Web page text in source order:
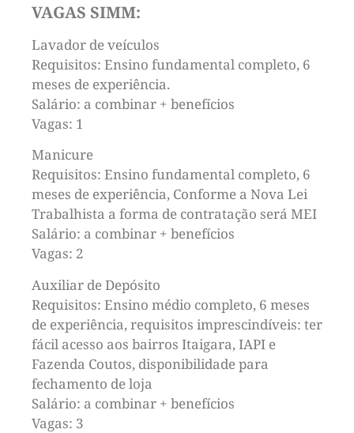
VAGAS SIMM:
Lavador de veículos
Requisitos: Ensino fundamental completo, 6
meses de experiência.
Salário: a combinar + benefícios
Vagas: 1
Manicure
Requisitos: Ensino fundamental completo, 6
meses de experiência, Conforme a Nova Lei
Trabalhista a forma de contratação será MEI
Salário: a combinar + benefícios
Vagas: 2
Auxiliar de Depósito
Requisitos: Ensino médio completo, 6 meses
de experiência, requisitos imprescindíveis: ter
fácil acesso aos bairros Itaigara, IAPI e
Fazenda Coutos, disponibilidade para
fechamento de loja
Salário: a combinar + benefícios
Vagas: 3